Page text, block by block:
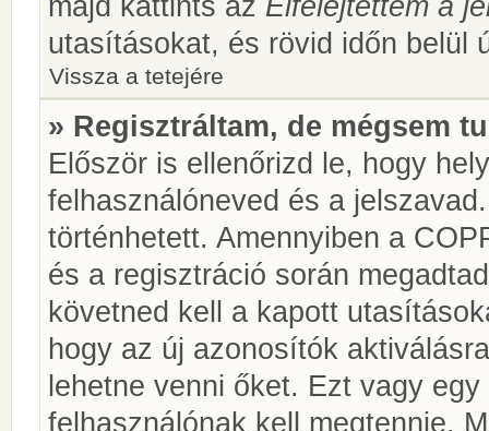
utasításokat, és rövid időn belül
Vissza a tetejére
» Regisztráltam, de mégsem
Először is ellenőrizd le, hogy
felhasználóneved és a
történhetett. Amennyiben a
és a regisztráció során
követned kell a kapott
hogy az új azonosítók
lehetne venni őket. Ezt vagy
felhasználónak kell megtennie.